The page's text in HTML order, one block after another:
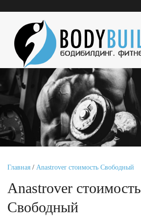
Главная / Anastrover стоимость Свободный
Anastrover стоимость
Свободный